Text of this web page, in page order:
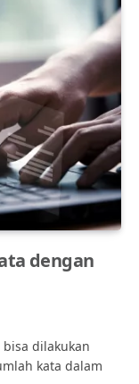
dengan
dilakukan
kata dalam